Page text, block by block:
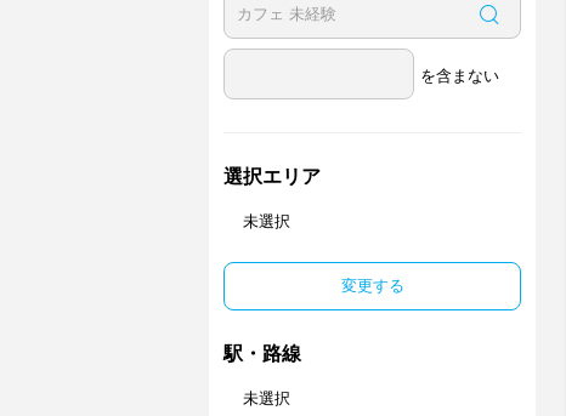
を含まない
選択エリア
未選択
変更する
駅・路線
未選択